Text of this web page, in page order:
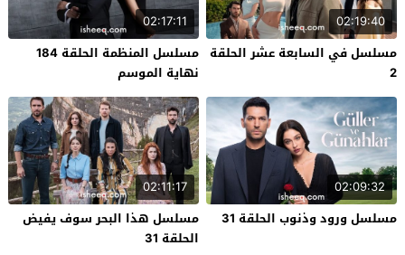
02:19:40
مسلسل في السابعة عشر الحلقة
2
02:17:11
مسلسل المنظمة الحلقة 184
نهاية الموسم
02:09:32
مسلسل ورود وذنوب الحلقة 31
02:11:17
مسلسل هذا البحر سوف يفيض
الحلقة 31